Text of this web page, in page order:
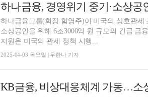
하나금융그룹(회장 함영주)이 미국의 상호관세
소상공인을 위해 6조3000억 원 규모의 긴급 금
지원은 미국의 관세 정책 시행...
2025-04-03 목요일 | 우한나 기자